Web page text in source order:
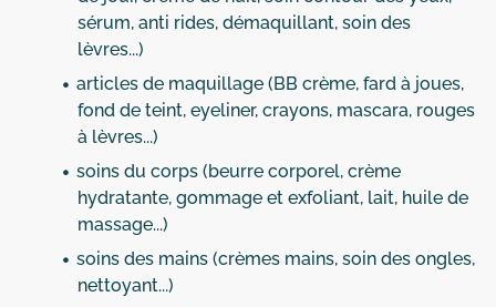
sérum, anti rides, démaquillant, soin des
lèvres...)
articles de maquillage (BB crème, fard à joues,
fond de teint, eyeliner, crayons, mascara, rouges
à lèvres...)
soins du corps (beurre corporel, crème
hydratante, gommage et exfoliant, lait, huile de
massage...)
soins des mains (crèmes mains, soin des ongles,
nettoyant...)